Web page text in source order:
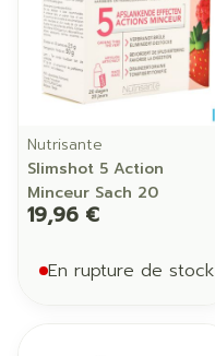
Nutrisante
Slimshot 5 Action
Minceur Sach 20
19,96 €
En rupture de stock